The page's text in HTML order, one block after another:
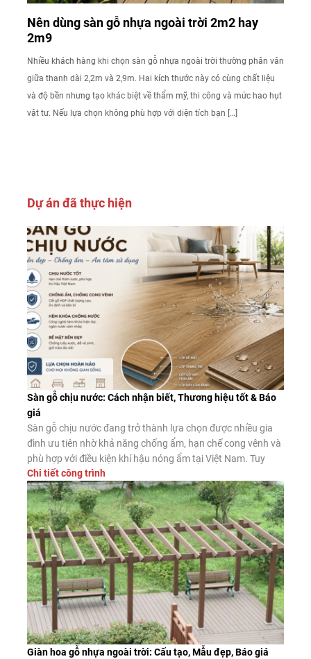
Nên dùng sàn gỗ nhựa ngoài trời 2m2 hay
2m9
Nhiều khách hàng khi chọn sàn gỗ nhựa ngoài trời thường phân vân
giữa thanh dài 2,2m và 2,9m. Hai kích thước này có cùng chất liệu
và độ bền nhưng tạo khác biệt về thẩm mỹ, thi công và mức hao hụt
vật tư. Nếu lựa chọn không phù hợp với diện tích bạn […]
Dự án đã thực hiện
Sàn gỗ chịu nước: Cách nhận biết, Thương hiệu tốt & Báo
giá
Sàn gỗ chịu nước đang trở thành lựa chọn được nhiều gia
đình ưu tiên nhờ khả năng chống ẩm, hạn chế cong vênh và
phù hợp với điều kiện khí hậu nóng ẩm tại Việt Nam. Tuy
nhiên, không phải sản phẩm nào được quảng cáo là “chịu
nước” cũng có chất lượng như […]
Chi tiết công trình
Giàn hoa gỗ nhựa ngoài trời: Cấu tạo, Mẫu đẹp, Báo giá